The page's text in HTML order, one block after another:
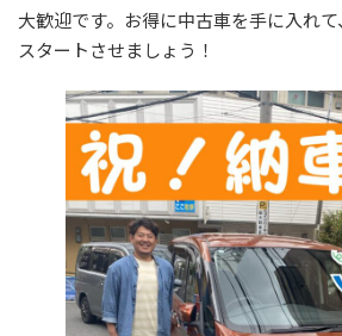
大歓迎です。お得に中古車を手に入れ
スタートさせましょう！